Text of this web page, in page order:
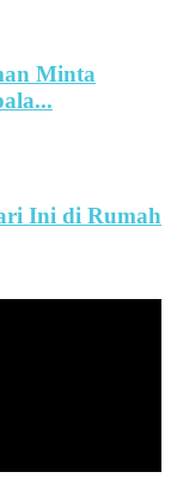
Minta
Ini di Rumah